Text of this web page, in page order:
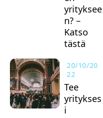
yrityksee
n? –
Katso
tästä
20/10/20
22
Tee
yritykses
i